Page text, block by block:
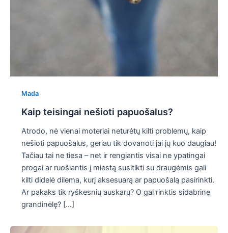
Mada
Kaip teisingai nešioti papuošalus?
Atrodo, nė vienai moteriai neturėtų kilti problemų, kaip
nešioti papuošalus, geriau tik dovanoti jai jų kuo daugiau!
Tačiau tai ne tiesa – net ir rengiantis visai ne ypatingai
progai ar ruošiantis į miestą susitikti su draugėmis gali
kilti didelė dilema, kurį aksesuarą ar papuošalą pasirinkti.
Ar pakaks tik ryškesnių auskarų? O gal rinktis sidabrinę
grandinėlę? […]